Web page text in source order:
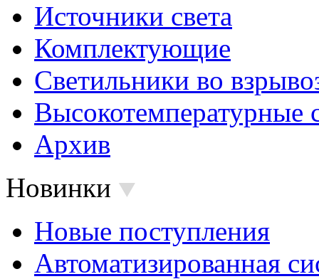
Источники света
Комплектующие
Светильники во
Высокотемпературные
Архив
Новинки
Новые поступления
Автоматизированная